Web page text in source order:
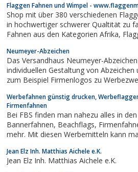
Flaggen Fahnen und Wimpel -
Shop mit über 380 verschiedenen
in hochwertiger schwerer Qualtität zu
Fahnen aus den Kategorien Afrika, Flaggen aus Amerika, Asien,
Städte und Landsmannschaften, Inseln und Inselgruppen,
Flaggen zu besonderen...
Neumeyer-Abzeichen
Das Versandhaus Neumeyer-
individuellen Gestaltung von Abzeichen
zum Beispiel Firmenlogos zu
Qualität auf Metall, Stoff, Kunststoff, Holz geprägt, geätzt,
gegossen, gedruckt,...
Werbefahnen günstig drucken,
Firmenfahnen
Bei FBS finden man nahezu alles in
Bannerfahnen, Beachflags, Firmenfahnen, Hissfahnen und viele
mehr. Mit diesen Werbemitteln kann man den Erfolg
bestmögliche Unterstützung für die zukünftige Werbemaßnahme
liefern.und auch Hissfahnen sowie...
Jean Elz Inh. Matthias Aichele e.K.
Jean Elz Inh. Matthias Aichele e.K.